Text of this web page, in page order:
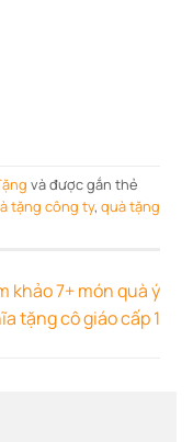
và được gắn thẻ
tặng công ty, quà tặng
khảo 7+ món quà ý
tặng cô giáo cấp 1